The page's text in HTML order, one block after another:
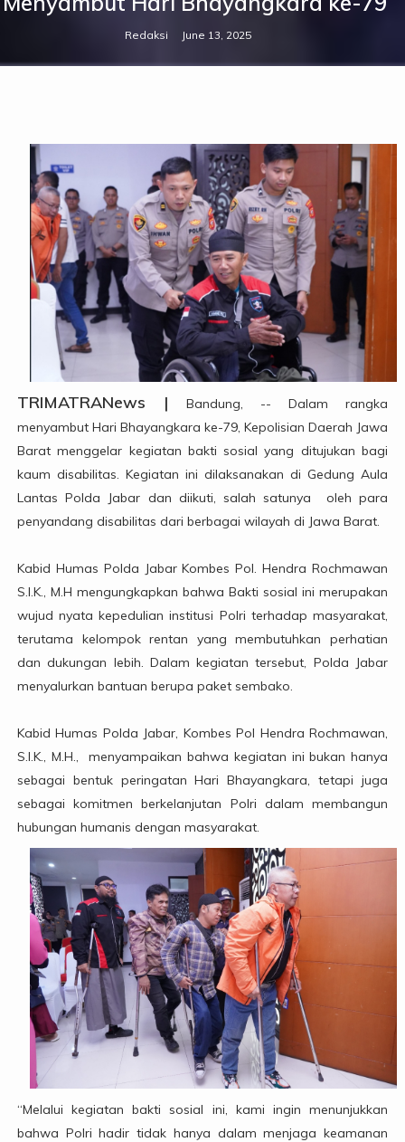
Redaksi June 13, 2025
TRIMATRANews |
Bandung, -- Dalam rangka
menyambut Hari Bhayangkara ke-79, Kepolisian Daerah Jawa
Barat menggelar kegiatan bakti sosial yang ditujukan bagi
kaum disabilitas. Kegiatan ini dilaksanakan di Gedung Aula
Lantas Polda Jabar dan diikuti, salah satunya oleh para
penyandang disabilitas dari berbagai wilayah di Jawa Barat.
Kabid Humas Polda Jabar Kombes Pol. Hendra Rochmawan
S.I.K., M.H mengungkapkan bahwa Bakti sosial ini merupakan
wujud nyata kepedulian institusi Polri terhadap masyarakat,
terutama kelompok rentan yang membutuhkan perhatian
dan dukungan lebih. Dalam kegiatan tersebut, Polda Jabar
menyalurkan bantuan berupa paket sembako.
Kabid Humas Polda Jabar, Kombes Pol Hendra Rochmawan,
S.I.K., M.H., menyampaikan bahwa kegiatan ini bukan hanya
sebagai bentuk peringatan Hari Bhayangkara, tetapi juga
sebagai komitmen berkelanjutan Polri dalam membangun
hubungan humanis dengan masyarakat.
“Melalui kegiatan bakti sosial ini, kami ingin menunjukkan
bahwa Polri hadir tidak hanya dalam menjaga keamanan